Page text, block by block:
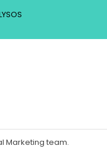
Marketing team.